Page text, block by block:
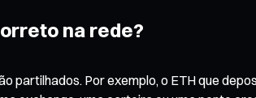
na rede?
partilhados. Por exemplo, o ETH que